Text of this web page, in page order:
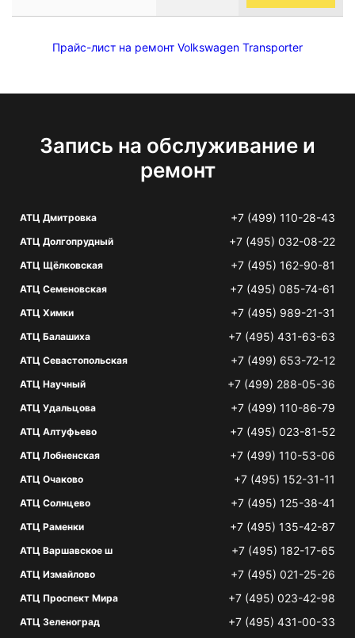
Прайс-лист на ремонт Volkswagen Transporter
Запись на обслуживание и
ремонт
АТЦ Дмитровка +7 (499) 110-28-43
АТЦ Долгопрудный +7 (495) 032-08-22
АТЦ Щёлковская +7 (495) 162-90-81
АТЦ Семеновская +7 (495) 085-74-61
АТЦ Химки +7 (495) 989-21-31
АТЦ Балашиха +7 (495) 431-63-63
АТЦ Севастопольская +7 (499) 653-72-12
АТЦ Научный +7 (499) 288-05-36
АТЦ Удальцова +7 (499) 110-86-79
АТЦ Алтуфьево +7 (495) 023-81-52
АТЦ Лобненская +7 (499) 110-53-06
АТЦ Очаково +7 (495) 152-31-11
АТЦ Солнцево +7 (495) 125-38-41
АТЦ Раменки +7 (495) 135-42-87
АТЦ Варшавское ш +7 (495) 182-17-65
АТЦ Измайлово +7 (495) 021-25-26
АТЦ Проспект Мира +7 (495) 023-42-98
АТЦ Зеленоград +7 (495) 431-00-33